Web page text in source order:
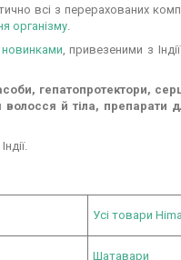
всі з перерахованих
організму
новинками , привезеними з
гепатопротектори,
й тіла, препарати
Усі товари
Шатавари